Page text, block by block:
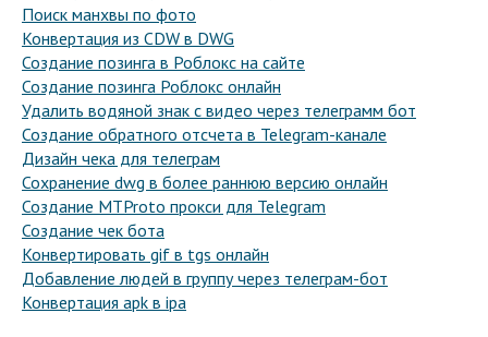
Поиск манхвы по фото
Конвертация из CDW в DWG
Создание позинга в Роблокс на сайте
Создание позинга Роблокс онлайн
Удалить водяной знак с видео через телеграмм бот
Создание обратного отсчета в Telegram-канале
Дизайн чека для телеграм
Сохранение dwg в более раннюю версию онлайн
Создание MTProto прокси для Telegram
Создание чек бота
Конвертировать gif в tgs онлайн
Добавление людей в группу через телеграм-бот
Конвертация apk в ipa